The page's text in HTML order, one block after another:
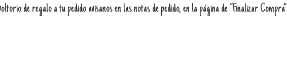
de regalo a tu pedido avísanos en las notas de pedido, en la página de “Finalizar Compra”